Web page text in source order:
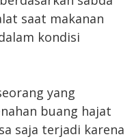
kondisi
yang
buang hajat
saja terjadi karena